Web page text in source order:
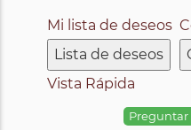
Mi lista de deseos
Lista de deseos
Vista Rápida
Preguntar